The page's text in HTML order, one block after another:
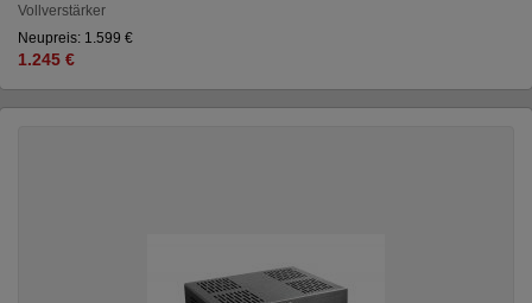
Vollverstärker
Neupreis: 1.599 €
1.245 €